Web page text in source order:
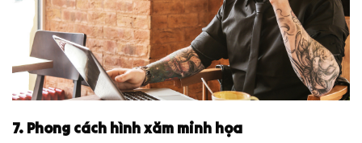
7. Phong cách hình xăm minh họa